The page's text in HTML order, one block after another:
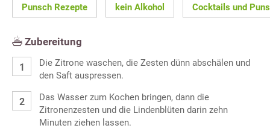
Punsch Rezepte kein Alkohol Cocktails und
Zubereitung
Die Zitrone waschen, die Zesten dünn abschälen und
den Saft auspressen.
Das Wasser zum Kochen bringen, dann die
Zitronenzesten und die Lindenblüten darin zehn
Minuten ziehen lassen.